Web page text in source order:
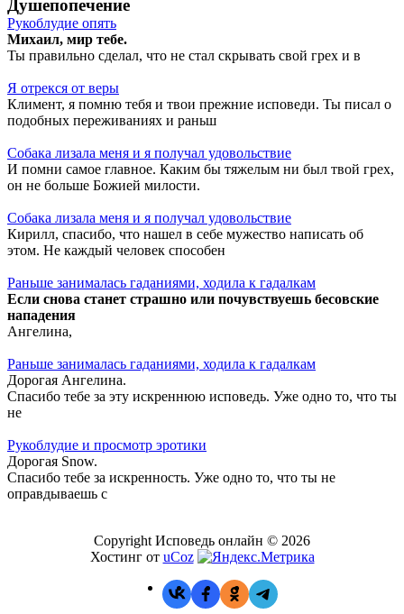
Душепопечение
Рукоблудие опять
Михаил, мир тебе.
Ты правильно сделал, что не стал скрывать свой грех и в
Я отрекся от веры
Климент, я помню тебя и твои прежние исповеди. Ты писал о
подобных переживаниях и раньш
Собака лизала меня и я получал удовольствие
И помни самое главное. Каким бы тяжелым ни был твой грех,
он не больше Божией милости.
Собака лизала меня и я получал удовольствие
Кирилл, спасибо, что нашел в себе мужество написать об
этом. Не каждый человек способен
Раньше занималась гаданиями, ходила к гадалкам
Если снова станет страшно или почувствуешь бесовские
нападения
Ангелина,
Раньше занималась гаданиями, ходила к гадалкам
Дорогая Ангелина.
Спасибо тебе за эту искреннюю исповедь. Уже одно то, что ты
не
Рукоблудие и просмотр эротики
Дорогая Snow.
Спасибо тебе за искренность. Уже одно то, что ты не
оправдываешь с
Copyright Исповедь онлайн © 2026
Хостинг от uCoz